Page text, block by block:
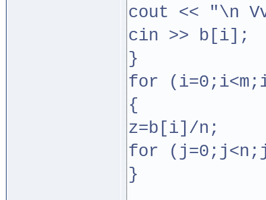
cout << "\n
cin >> b[i];
}
for
{
z=b[i]/n;
for
}